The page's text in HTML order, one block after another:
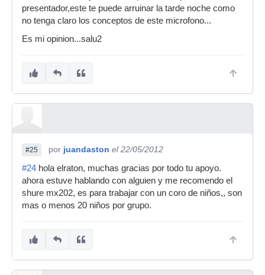
presentador,este te puede arruinar la tarde noche como
no tenga claro los conceptos de este microfono...
Es mi opinion...salu2
#25 por juandaston el 22/05/2012
#24 hola elraton, muchas gracias por todo tu apoyo.
ahora estuve hablando con alguien y me recomendo el
shure mx202, es para trabajar con un coro de niños,, son
mas o menos 20 niños por grupo.